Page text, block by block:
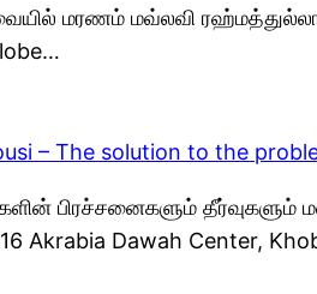
மரணம் மவ்லவி
– The solution to the
பிரச்சனைகளும்
Akrabia Dawah Center,